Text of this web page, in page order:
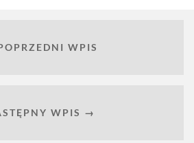
WPIS
WPIS →